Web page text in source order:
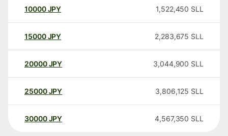
10000 JPY 1,522,450 SLL
15000 JPY 2,283,675 SLL
20000 JPY 3,044,900 SLL
25000 JPY 3,806,125 SLL
30000 JPY 4,567,350 SLL